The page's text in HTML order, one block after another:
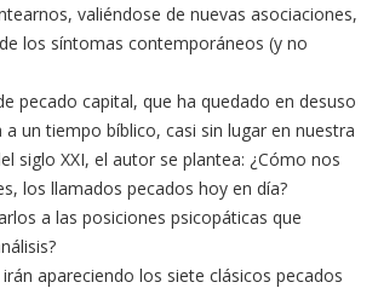
valiéndose de nuevas asociaciones,
los síntomas contemporáneos (y no
pecado capital, que ha quedado en desuso
un tiempo bíblico, casi sin lugar en nuestra
siglo XXI, el autor se plantea: ¿Cómo nos
los llamados pecados hoy en día?
a las posiciones psicopáticas que
apareciendo los siete clásicos pecados